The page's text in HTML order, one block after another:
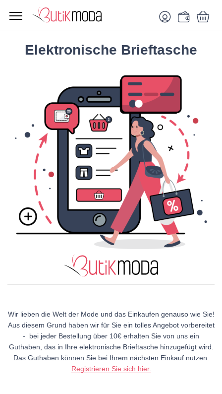
Elektronische Brieftasche
Wir lieben die Welt der Mode und das Einkaufen genauso wie Sie!
Aus diesem Grund haben wir für Sie ein tolles Angebot vorbereitet
- bei jeder Bestellung über 10€ erhalten Sie von uns ein
Guthaben, das in Ihre elektronische Brieftasche hinzugefügt wird.
Das Guthaben können Sie bei Ihrem nächsten Einkauf nutzen.
Registrieren Sie sich hier.